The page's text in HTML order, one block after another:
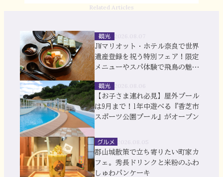
Related Articles
観光
JWマリオット・ホテル奈良で世界
遺産登録を祝う特別フェア！限定
メニューやスパ体験で飛鳥の魅力
観光
【お子さま連れ必見】屋外プール
は9月まで！1年中遊べる『香芝市
スポーツ公園プール』がオープン
グルメ
郡山城散策で立ち寄りたい町家カ
フェ。秀長ドリンクと米粉のふわ
しゅわパンケーキ